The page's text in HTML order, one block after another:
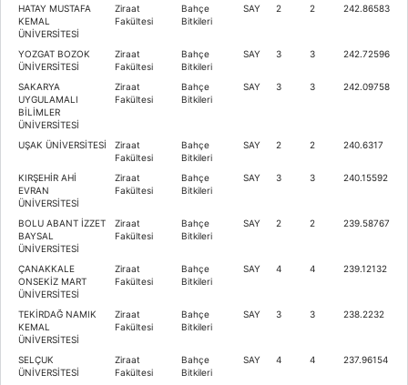
HATAY MUSTAFA
KEMAL
ÜNİVERSİTESİ
Ziraat
Fakültesi
Bahçe
Bitkileri
SAY 2 2 242.86583
YOZGAT BOZOK
ÜNİVERSİTESİ
Ziraat
Fakültesi
Bahçe
Bitkileri
SAY 3 3 242.72596
SAKARYA
UYGULAMALI
BİLİMLER
ÜNİVERSİTESİ
Ziraat
Fakültesi
Bahçe
Bitkileri
SAY 3 3 242.09758
UŞAK ÜNİVERSİTESİ
Ziraat
Fakültesi
Bahçe
Bitkileri
SAY 2 2 240.6317
KIRŞEHİR AHİ
EVRAN
ÜNİVERSİTESİ
Ziraat
Fakültesi
Bahçe
Bitkileri
SAY 3 3 240.15592
BOLU ABANT İZZET
BAYSAL
ÜNİVERSİTESİ
Ziraat
Fakültesi
Bahçe
Bitkileri
SAY 2 2 239.58767
ÇANAKKALE
ONSEKİZ MART
ÜNİVERSİTESİ
Ziraat
Fakültesi
Bahçe
Bitkileri
SAY 4 4 239.12132
TEKİRDAĞ NAMIK
KEMAL
ÜNİVERSİTESİ
Ziraat
Fakültesi
Bahçe
Bitkileri
SAY 3 3 238.2232
SELÇUK
ÜNİVERSİTESİ
Ziraat
Fakültesi
Bahçe
Bitkileri
SAY 4 4 237.96154